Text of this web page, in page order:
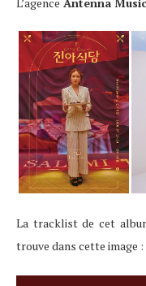
La tracklist de cet
trouve dans cette image :